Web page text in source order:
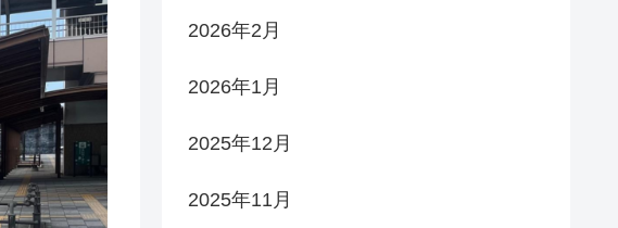
2026年2月
2026年1月
2025年12月
2025年11月